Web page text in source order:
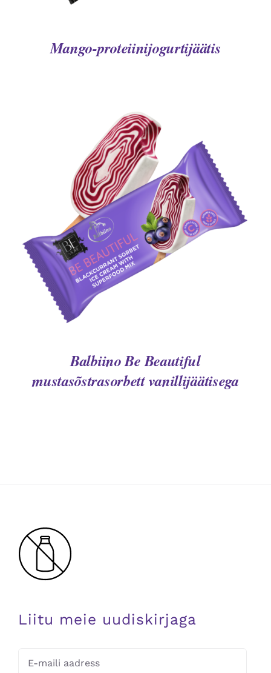
Mango-proteiinijogurtijäätis
DETAILS
Balbiino Be Beautiful
mustasõstrasorbett vanillijäätisega
Liitu meie uudiskirjaga